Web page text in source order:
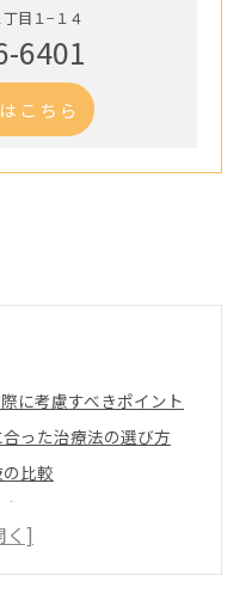
目１−１４
6401
こちら
に考慮すべきポイント
った治療法の選び方
比較
する
えた選択
解する